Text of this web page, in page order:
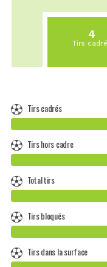
4
Tirs
Tirs cadrés
Tirs hors cadre
Total tirs
Tirs bloqués
Tirs dans la surface